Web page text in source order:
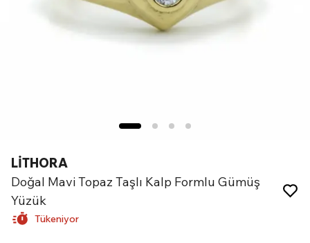
LİTHORA
Doğal Mavi Topaz Taşlı Kalp Formlu Gümüş
Yüzük
Tükeniyor